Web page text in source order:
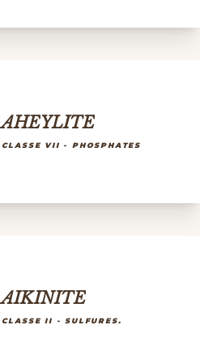
AHEYLITE
CLASSE VII - PHOSPHATES
AIKINITE
CLASSE II - SULFURES.